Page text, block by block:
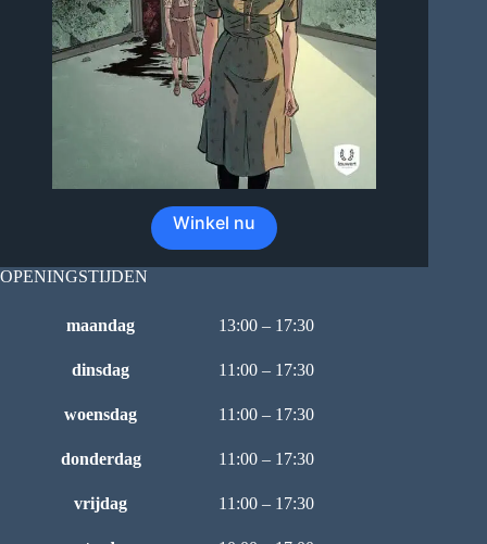
Winkel nu
OPENINGSTIJDEN
maandag 13:00 – 17:30
dinsdag 11:00 – 17:30
woensdag 11:00 – 17:30
donderdag 11:00 – 17:30
vrijdag 11:00 – 17:30